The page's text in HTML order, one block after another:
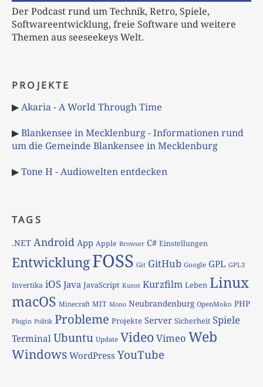
Der Podcast rund um Technik, Retro, Spiele,
Softwareentwicklung, freie Software und weitere
Themen aus seeseekeys Welt.
PROJEKTE
▶Akaria - A World Through Time
▶Blankensee in Mecklenburg - Informationen rund
um die Gemeinde Blankensee in Mecklenburg
▶Tone H - Audiowelten entdecken
TAGS
.NET Android App Apple Browser C# Einstellungen
EntwicklungFOSS Git GitHub Google GPL GPL3
Invertika iOS Java JavaScript Kunst Kurzfilm Leben Linux
macOS Minecraft MIT Mono Neubrandenburg OpenMoko PHP
Plugin Politik Probleme Projekte Server Sicherheit Spiele
TerminalUbuntu Update VideoVimeo Web
Windows WordPress YouTube